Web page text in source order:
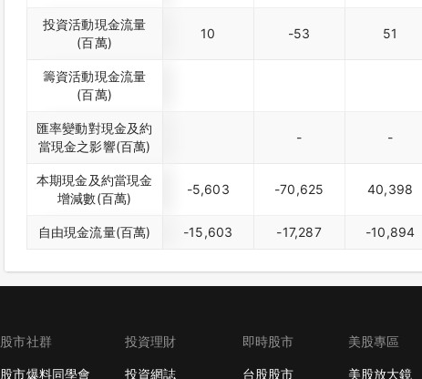
投資活動現金流量
(百萬)
10 -53 51
籌資活動現金流量
(百萬)
匯率變動對現金及約
當現金之影響(百萬)
- -
本期現金及約當現金
增減數(百萬)
-5,603 -70,625 40,398
自由現金流量(百萬) -15,603 -17,287 -10,894
股市社群
股市爆料同學會
投資理財
投資網誌
即時股市
台股股市
美股專區
美股放大鏡